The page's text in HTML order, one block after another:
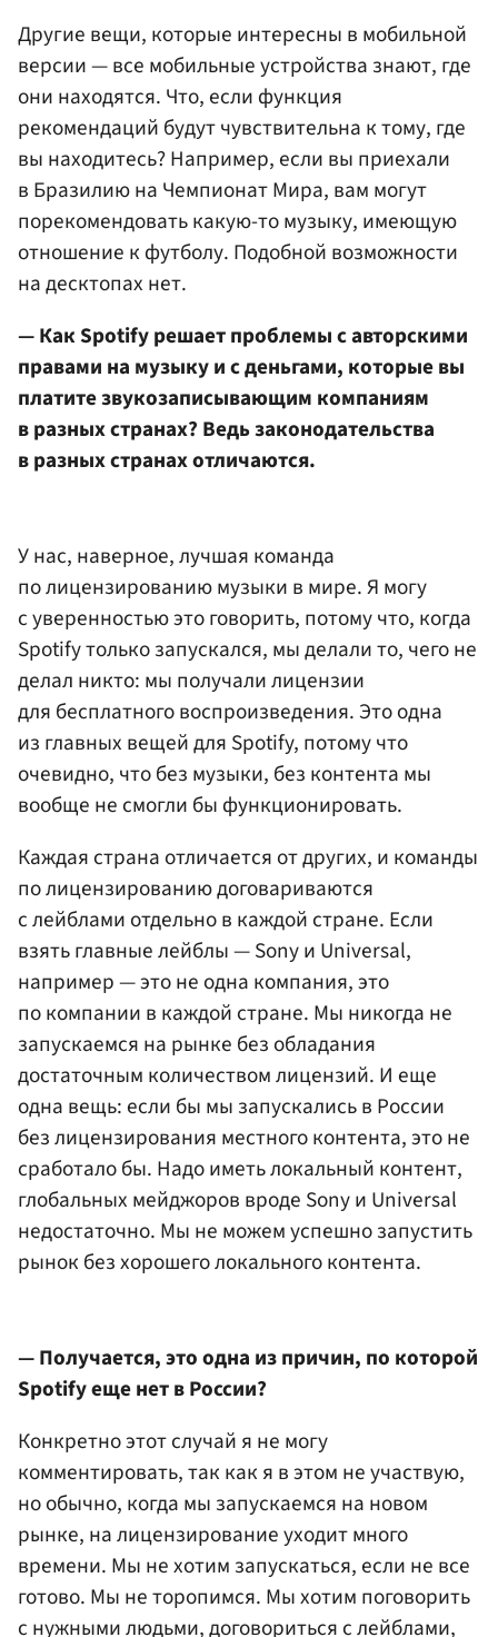
Другие вещи, которые интересны в мобильной
версии — все мобильные устройства знают, где
они находятся. Что, если функция
рекомендаций будут чувствительна к тому, где
вы находитесь? Например, если вы приехали
в Бразилию на Чемпионат Мира, вам могут
порекомендовать какую-то музыку, имеющую
отношение к футболу. Подобной возможности
на десктопах нет.
— Как Spotify решает проблемы с авторскими
правами на музыку и с деньгами, которые вы
платите звукозаписывающим компаниям
в разных странах? Ведь законодательства
в разных странах отличаются.
У нас, наверное, лучшая команда
по лицензированию музыки в мире. Я могу
с уверенностью это говорить, потому что, когда
Spotify только запускался, мы делали то, чего не
делал никто: мы получали лицензии
для бесплатного воспроизведения. Это одна
из главных вещей для Spotify, потому что
очевидно, что без музыки, без контента мы
вообще не смогли бы функционировать.
Каждая страна отличается от других, и команды
по лицензированию договариваются
с лейблами отдельно в каждой стране. Если
взять главные лейблы — Sony и Universal,
например — это не одна компания, это
по компании в каждой стране. Мы никогда не
запускаемся на рынке без обладания
достаточным количеством лицензий. И еще
одна вещь: если бы мы запускались в России
без лицензирования местного контента, это не
сработало бы. Надо иметь локальный контент,
глобальных мейджоров вроде Sony и Universal
недостаточно. Мы не можем успешно запустить
рынок без хорошего локального контента.
— Получается, это одна из причин, по которой
Spotify еще нет в России?
Конкретно этот случай я не могу
комментировать, так как я в этом не участвую,
но обычно, когда мы запускаемся на новом
рынке, на лицензирование уходит много
времени. Мы не хотим запускаться, если не все
готово. Мы не торопимся. Мы хотим поговорить
с нужными людьми, договориться с лейблами,